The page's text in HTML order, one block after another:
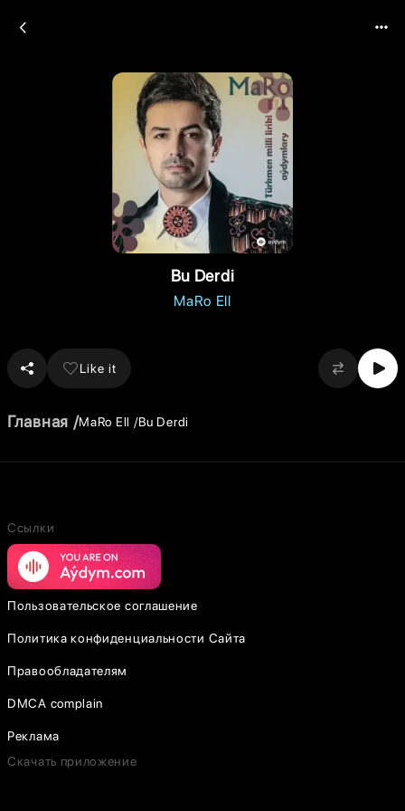
Bu Derdi
MaRo Ell
Like it
Главная MaRo Ell Bu Derdi
Ссылки
Пользовательское соглашение
Политика конфиденциальности Сайта
Правообладателям
DMCA complain
Реклама
Скачать приложение